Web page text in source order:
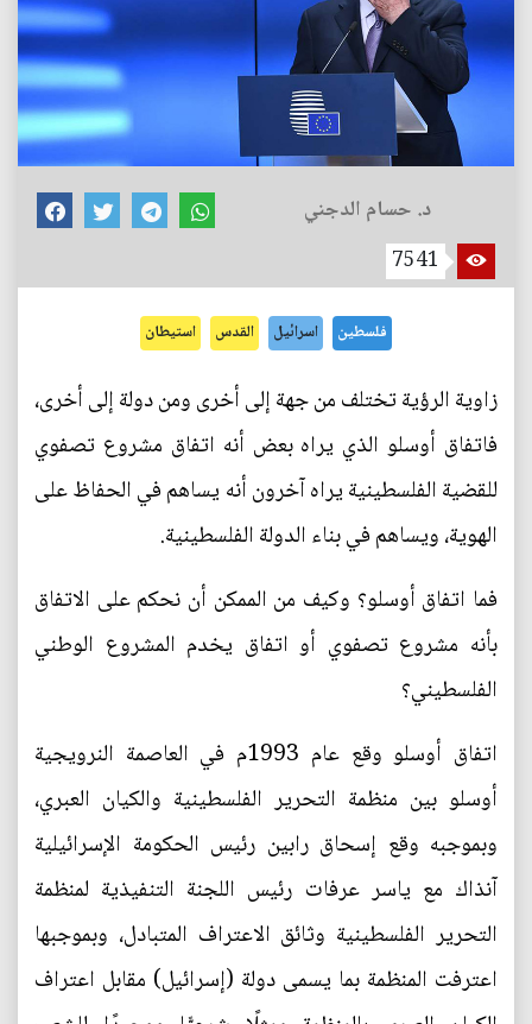
د. حسام الدجني
7541
فلسطين اسرائيل القدس استيطان
زاوية الرؤية تختلف من جهة إلى أخرى ومن دولة إلى أخرى،
فاتفاق أوسلو الذي يراه بعض أنه اتفاق مشروع تصفوي
للقضية الفلسطينية يراه آخرون أنه يساهم في الحفاظ على
الهوية، ويساهم في بناء الدولة الفلسطينية.
فما اتفاق أوسلو؟ وكيف من الممكن أن نحكم على الاتفاق
بأنه مشروع تصفوي أو اتفاق يخدم المشروع الوطني
الفلسطيني؟
اتفاق أوسلو وقع عام 1993م في العاصمة النرويجية
أوسلو بين منظمة التحرير الفلسطينية والكيان العبري،
وبموجبه وقع إسحاق رابين رئيس الحكومة الإسرائيلية
آنذاك مع ياسر عرفات رئيس اللجنة التنفيذية لمنظمة
التحرير الفلسطينية وثائق الاعتراف المتبادل، وبموجبها
اعترفت المنظمة بما يسمى دولة (إسرائيل) مقابل اعتراف